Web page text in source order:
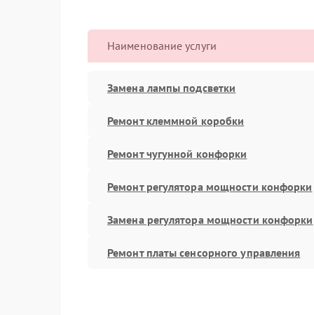
Наименование услуги
Замена лампы подсветки
Ремонт клеммной коробки
Ремонт чугунной конфорки
Ремонт регулятора мощности конфорки
Замена регулятора мощности конфорки
Ремонт платы сенсорного управления